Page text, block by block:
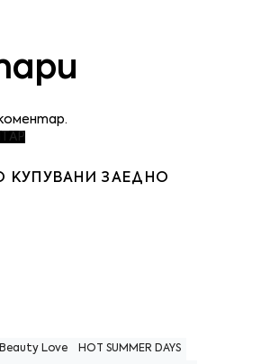
КУПУВАНИ ЗАЕДНО
Beauty Love HOT SUMMER DAYS